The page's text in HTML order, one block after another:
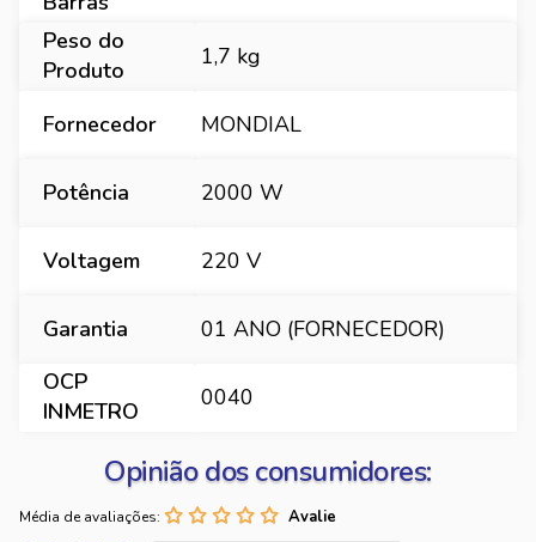
Peso do
Produto
1,7 kg
Fornecedor MONDIAL
Potência 2000 W
Voltagem 220 V
Garantia
01 ANO (FORNECEDOR)
OCP
INMETRO
0040
Opinião dos consumidores:
Média de avaliações: